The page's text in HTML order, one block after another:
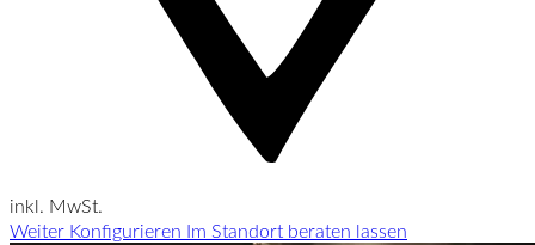
inkl. MwSt.
Weiter Konfigurieren Im Standort beraten lassen